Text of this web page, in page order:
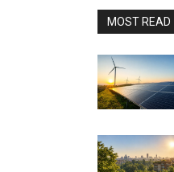
MOST READ